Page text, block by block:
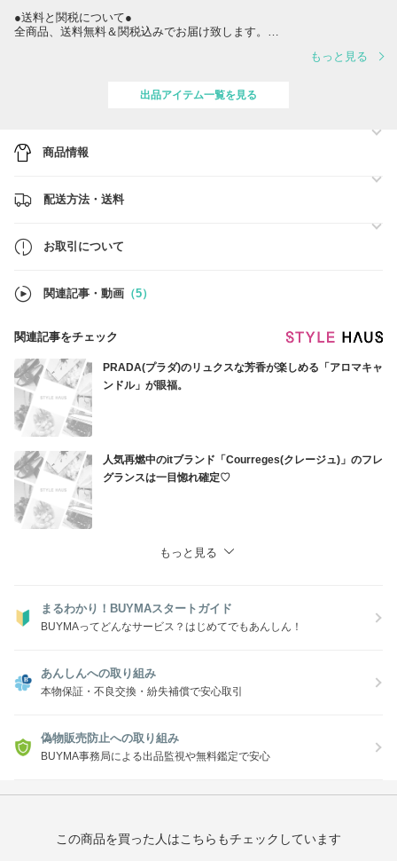
●送料と関税について●
全商品、送料無料＆関税込みでお届け致します。
「新品・未使用・正規品」でございます。
商品ページ記載の発送日数以内に当店より発送させていただきます。
●商品の検品と梱包について●
商品は緩衝材と防水対策を施した状態で梱包し
お客様へ発送させていただきます。
何かご不安やご要望がありましたら遠慮無く
お気軽にお問い合わせ下さいませ＊＊
もっと見る
出品アイテム一覧を見る
商品情報
配送方法・送料
お取引について
関連記事・動画 （5）
関連記事をチェック
PRADA(プラダ)のリュクスな芳香が楽しめる「アロマキャ
ンドル」が眼福。
人気再燃中のitブランド「Courreges(クレージュ)」のフレ
グランスは一目惚れ確定♡
もっと見る
まるわかり！BUYMAスタートガイド
BUYMAってどんなサービス？はじめてでもあんしん！
あんしんへの取り組み
本物保証・不良交換・紛失補償で安心取引
偽物販売防止への取り組み
BUYMA事務局による出品監視や無料鑑定で安心
この商品を買った人はこちらもチェックしています